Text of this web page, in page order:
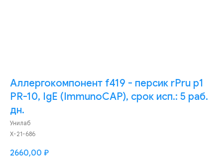
Аллергокомпонент f419 - персик rPru p1
PR-10, IgE (ImmunoCAP), срок исп.: 5 раб.
дн.
Унилаб
Х-21-686
2660,00 ₽